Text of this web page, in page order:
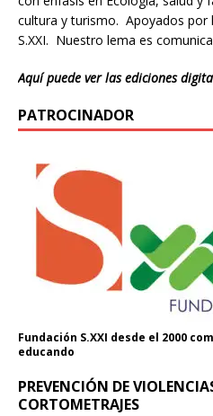
cultura y turismo. Apoyados por
S.XXI. Nuestro lema es
Aquí puede ver las ediciones
PATROCINADOR
Fundación S.XXI desde el 2000
educando
PREVENCIÓN DE
CORTOMETRAJES